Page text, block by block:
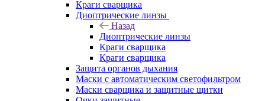
Краги сварщика
Диоптрические линзы
Назад
Диоптрические линзы
Краги сварщика
Краги сварщика
Защита органов дыхания
Маски с автоматическим светофильтром
Маски сварщика и защитные щитки